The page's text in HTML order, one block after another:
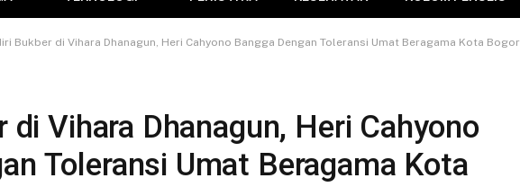
Bukber di Vihara Dhanagun, Heri Cahyono Bangga Dengan Toleransi Umat Beragama Kota Bogor
di Vihara Dhanagun, Heri Cahyono
Toleransi Umat Beragama Kota